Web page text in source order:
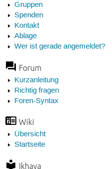
Gruppen
Spenden
Kontakt
Ablage
Wer ist gerade angemeldet?
Forum
Kurzanleitung
Richtig fragen
Foren-Syntax
Wiki
Übersicht
Startseite
Ikhaya